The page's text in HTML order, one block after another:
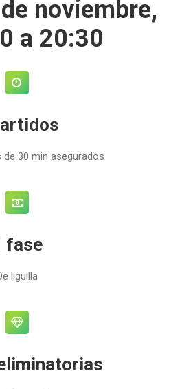
noviembre,
a 20:30
de 30 min asegurados
fase
liguilla